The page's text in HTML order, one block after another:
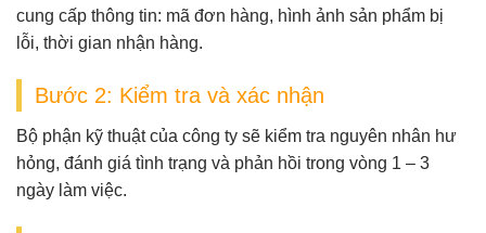
cung cấp thông tin: mã đơn hàng, hình ảnh sản phẩm bị
lỗi, thời gian nhận hàng.
Bước 2: Kiểm tra và xác nhận
Bộ phận kỹ thuật của công ty sẽ kiểm tra nguyên nhân hư
hỏng, đánh giá tình trạng và phản hồi trong vòng 1 – 3
ngày làm việc.